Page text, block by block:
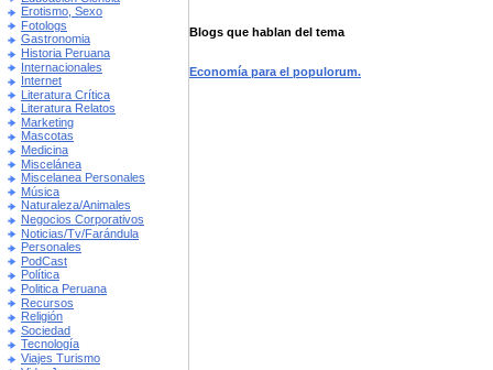
Erotismo, Sexo
Fotologs
Gastronomia
Historia Peruana
Internacionales
Internet
Literatura Crítica
Literatura Relatos
Marketing
Mascotas
Medicina
Miscelánea
Miscelanea Personales
Música
Naturaleza/Animales
Negocios Corporativos
Noticias/Tv/Farándula
Personales
PodCast
Política
Politica Peruana
Recursos
Religión
Sociedad
Tecnología
Viajes Turismo
Blogs que hablan del tema
Economía para el populorum.